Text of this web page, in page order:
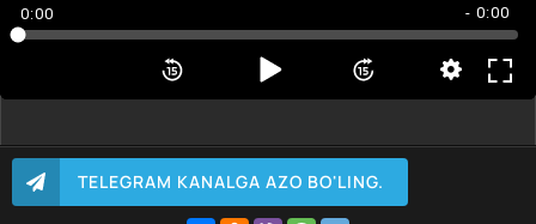
0:00 - 0:00
TELEGRAM KANALGA AZO BO'LING.